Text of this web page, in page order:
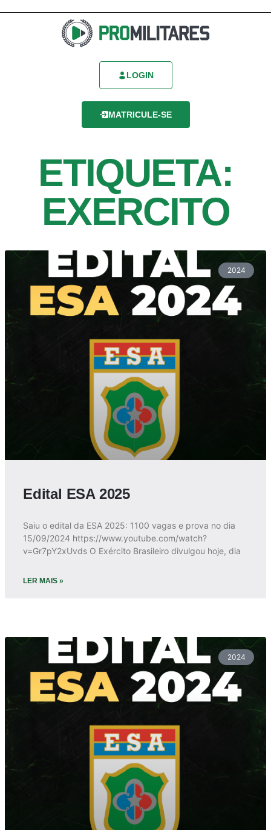
LOGIN
MATRICULE-SE
ETIQUETA:
EXERCITO
2024
Edital ESA 2025
Saiu o edital da ESA 2025: 1100 vagas e prova no dia
15/09/2024 https://www.youtube.com/watch?
v=Gr7pY2xUvds O Exército Brasileiro divulgou hoje, dia
LER MAIS »
2024